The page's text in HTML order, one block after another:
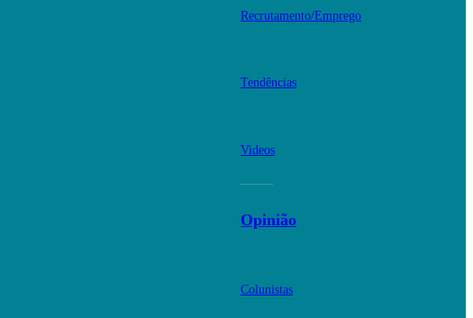
Recrutamento/Emprego
Tendências
Videos
Opinião
Colunistas